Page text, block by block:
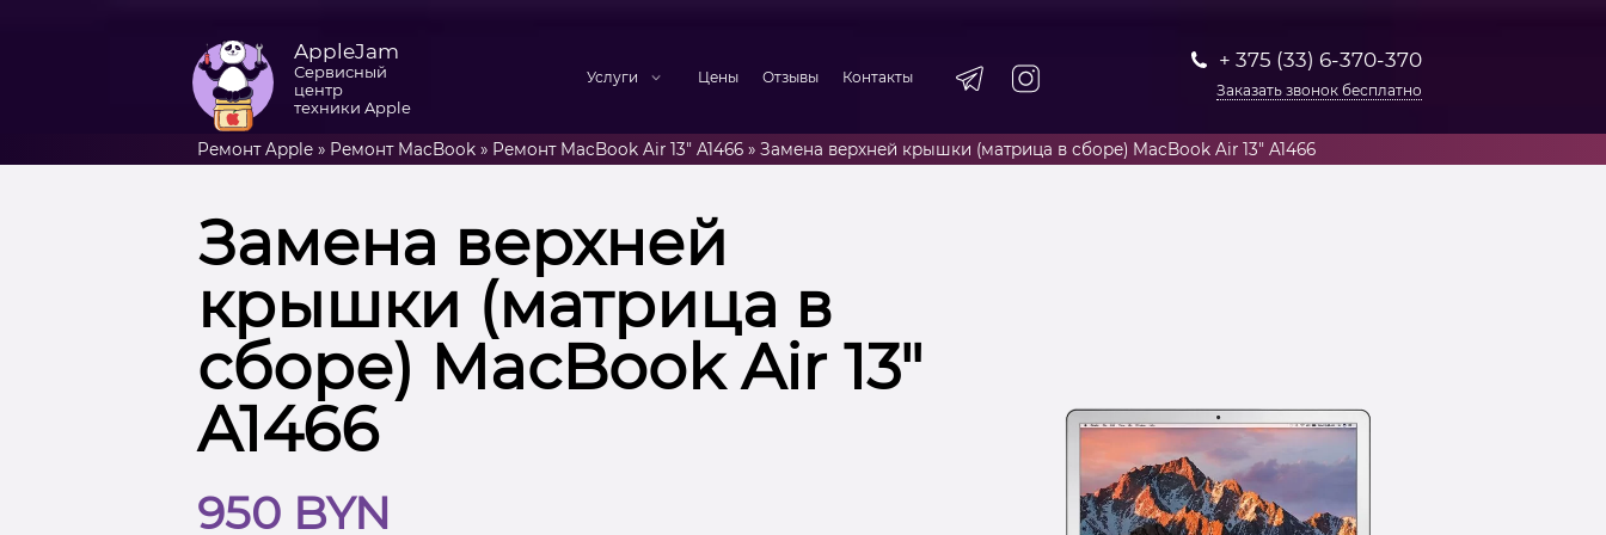
AppleJam
Сервисный
центр
техники Apple
Услуги Цены Отзывы Контакты
+ 375 (33) 6-370-370
Заказать звонок бесплатно
Ремонт Apple» Ремонт MacBook» Ремонт MacBook Air 13" A1466» Замена верхней крышки (матрица в сборе) MacBook Air 13″ A1466
Замена верхней
крышки (матрица в
сборе) MacBook Air 13″
A1466
950 BYN